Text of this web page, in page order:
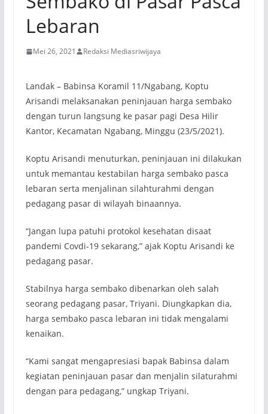
Lebaran
Mei 26, 2021 Redaksi Mediasriwijaya
Landak – Babinsa Koramil 11/Ngabang, Koptu
Arisandi melaksanakan peninjauan harga sembako
dengan turun langsung ke pasar pagi Desa Hilir
Kantor, Kecamatan Ngabang, Minggu (23/5/2021).
Koptu Arisandi menuturkan, peninjauan ini dilakukan
untuk memantau kestabilan harga sembako pasca
lebaran serta menjalinan silahturahmi dengan
pedagang pasar di wilayah binaannya.
“Jangan lupa patuhi protokol kesehatan disaat
pandemi Covdi-19 sekarang,” ajak Koptu Arisandi ke
pedagang pasar.
Stabilnya harga sembako dibenarkan oleh salah
seorang pedagang pasar, Triyani. Diungkapkan dia,
harga sembako pasca lebaran ini tidak mengalami
kenaikan.
“Kami sangat mengapresiasi bapak Babinsa dalam
kegiatan peninjauan pasar dan menjalin silaturahmi
dengan para pedagang,” ungkap Triyani.